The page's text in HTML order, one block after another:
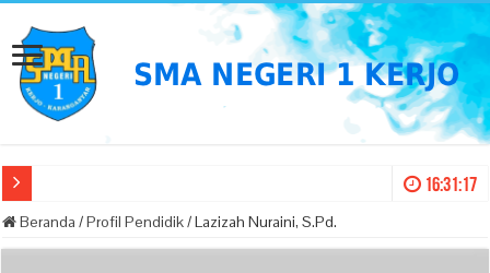
16:31:17
Beranda /Profil Pendidik/Lazizah Nuraini, S.Pd.